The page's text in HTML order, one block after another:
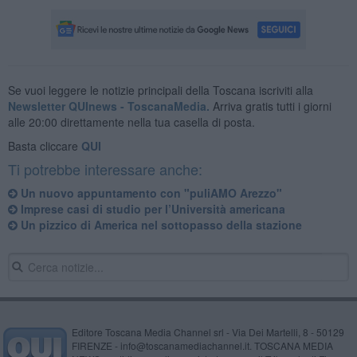
Se vuoi leggere le notizie principali della Toscana iscriviti alla
Newsletter QUInews - ToscanaMedia. Arriva gratis tutti i giorni
alle 20:00 direttamente nella tua casella di posta.
Basta cliccare QUI
Ti potrebbe interessare anche:
Un nuovo appuntamento con "puliAMO Arezzo"
Imprese casi di studio per l’Università americana
Un pizzico di America nel sottopasso della stazione
Editore Toscana Media Channel srl - Via Dei Martelli, 8 - 50129
FIRENZE - info@toscanamediachannel.it. TOSCANA MEDIA